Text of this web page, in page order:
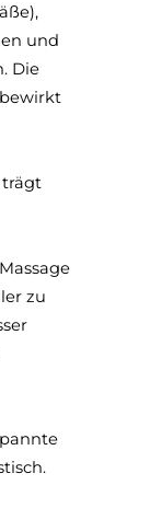
und
Die
trägt
zu